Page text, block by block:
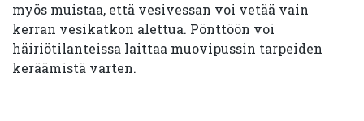
myös muistaa, että vesivessan voi vetää vain
kerran vesikatkon alettua. Pönttöön voi
häiriötilanteissa laittaa muovipussin tarpeiden
keräämistä varten.